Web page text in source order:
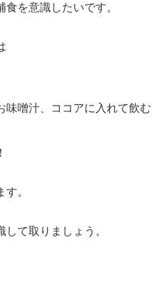
を意識したいです。
味噌汁、ココアに入れて飲む
。
て取りましょう。